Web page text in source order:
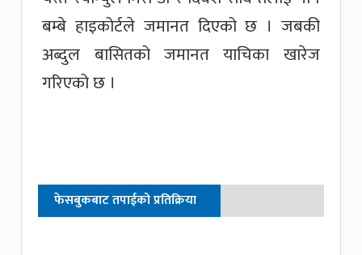
बम्बे हाइकोर्टले जमानत दिएको छ । जबकी
अब्दुल बासितको जमानत याचिका खारेज
गरिएको छ ।
फेसबुकबाट तपाईको प्रतिक्रिया